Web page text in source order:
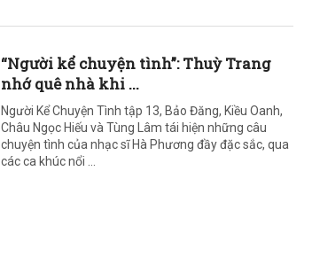
“Người kể chuyện tình”: Thuỳ Trang
nhớ quê nhà khi ...
Người Kể Chuyện Tình tập 13, Bảo Đăng, Kiều Oanh,
Châu Ngọc Hiếu và Tùng Lâm tái hiện những câu
chuyện tình của nhạc sĩ Hà Phương đầy đặc sắc, qua
các ca khúc nổi ...